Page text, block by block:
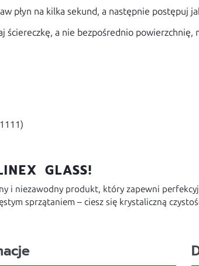
płyn na kilka sekund, a następnie postępuj
ściereczkę, a nie bezpośrednio
GLASS!
i niezawodny produkt, który zapewni
sprzątaniem – ciesz się krystaliczną